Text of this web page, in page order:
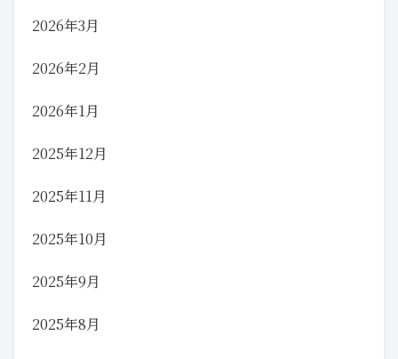
2026年3月
2026年2月
2026年1月
2025年12月
2025年11月
2025年10月
2025年9月
2025年8月